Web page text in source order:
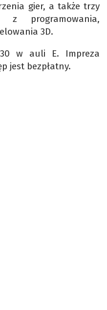
gier, a także trzy
z programowania,
3D.
w auli E. Impreza
jest bezpłatny.